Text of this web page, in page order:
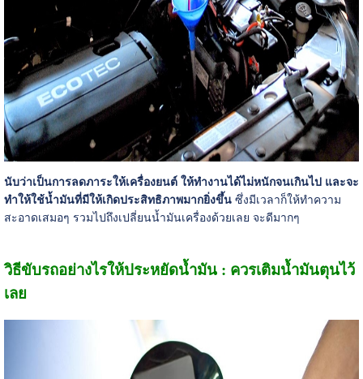
นับว่าเป็นการลดภาระให้เครื่องยนต์ ให้ทำงานได้ไม่หนักจนเกินไป และจะ
ทำให้ใช้น้ำมันที่มีให้เกิดประสิทธิภาพมากยิ่งขึ้นซึ่งมีเวลาก็ให้ทำความ
สะอาดเสมอๆ รวมไปถึงเปลี่ยนน้ำมันเครื่องด้วยเลย จะดีมากๆ
วิธีขับรถอย่างไรให้ประหยัดน้ำมัน : ควรเติมน้ำมันตุนไว้
เลย